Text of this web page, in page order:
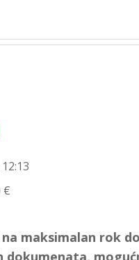
€
maksimalan rok